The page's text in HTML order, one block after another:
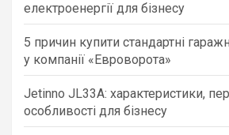
електроенергії для бізнесу
5 причин купити стандартні
у компанії «Евроворота»
Jetinno JL33A: характеристики,
особливості для бізнесу